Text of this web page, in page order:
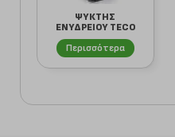
ΨΥΚΤΗΣ
ΕΝΥΔΡΕΙΟΥ TECO
TK150
21.5X36.1X31.5CM
Περισσότερα